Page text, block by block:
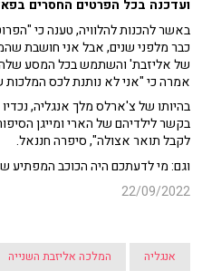
ועדכנה בכל הפרטים החסרים
באשר להכנות להלוויה, טענה כי
כבר מלפני שנים, אבל אני חושבת
של אליזבת' והשתמש בכל המסע שלה
אמרה כי "אני לא נותנת לכס המלכות שלו
בהיותו של צ'ארלס מלך אנגליה,
בקשר לילדיהם של הארי ומייגן
לקבל תואר אצולה", סיפרה חננאל.
וגם: מי לדעתכם היה הכוכב המפתיע
22/09/2022
אנגליה המלכה אליזבת השנייה